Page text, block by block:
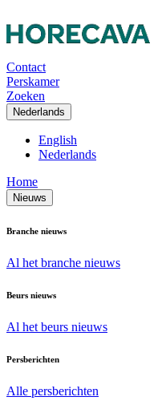
Contact
Perskamer
Zoeken
Nederlands
English
Nederlands
Home
Nieuws
Branche nieuws
Al het branche nieuws
Beurs nieuws
Al het beurs nieuws
Persberichten
Alle persberichten